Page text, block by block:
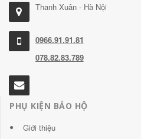
Thanh Xuân - Hà Nội
0966.91.91.81
078.82.83.789
PHỤ KIỆN BẢO HỘ
Giới thiệu